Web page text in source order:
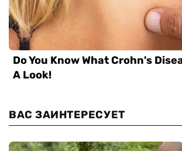
ВАС ЗАИНТЕРЕСУЕТ